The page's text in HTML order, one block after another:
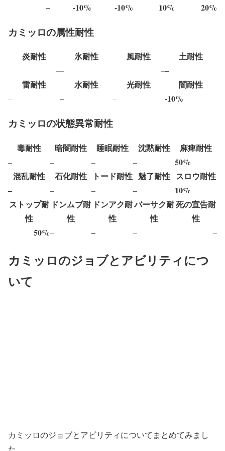
– -10% -10% 10% 20%
カミッロの属性耐性
炎耐性 氷耐性 風耐性 土耐性
–– ––
雷耐性
水耐性 光耐性 闇耐性
– – – -10%
カミッロの状態異常耐性
毒耐性 暗闇耐性 睡眠耐性 沈黙耐性 麻痺耐性
– – – –
50%
混乱耐性
石化耐性 トード耐性 魅了耐性 スロウ耐性
–
– – –
10%
ストップ耐
性
ドンムブ耐
性
ドンアク耐
性
バーサク耐
性
死の宣告耐
性
50%– – – –
カミッロのジョブとアビリティにつ
いて
カミッロのジョブとアビリティについてまとめてみまし
た。